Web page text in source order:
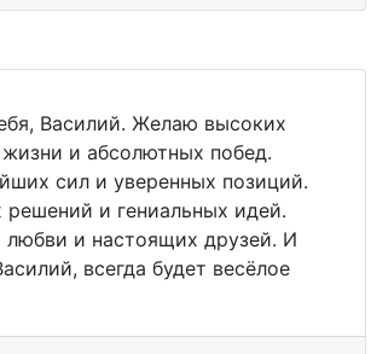
Василий. Желаю высоких
и абсолютных побед.
сил и уверенных позиций.
и гениальных идей.
и настоящих друзей. И
всегда будет весёлое